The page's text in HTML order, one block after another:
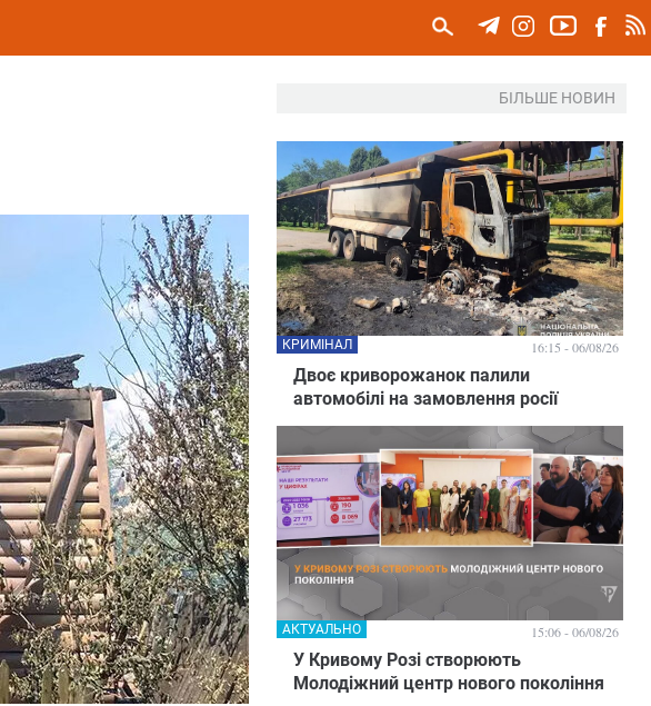
БІЛЬШЕ НОВИН
Двоє криворожанок палили
автомобілі на замовлення росії
КРИМІНАЛ 16:15 - 06/08/26
У Кривому Розі створюють
Молодіжний центр нового покоління
АКТУАЛЬНО 15:06 - 06/08/26